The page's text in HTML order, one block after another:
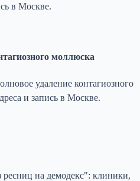
в Москве.
моллюска
удаление контагиозного
и запись в Москве.
на демодекс": клиники,